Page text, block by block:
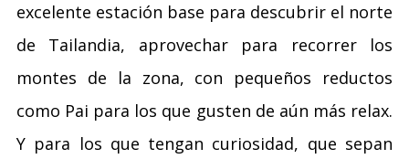
excelente estación base para descubrir el norte
de Tailandia, aprovechar para recorrer los
montes de la zona, con pequeños reductos
como Pai para los que gusten de aún más relax.
Y para los que tengan curiosidad, que sepan